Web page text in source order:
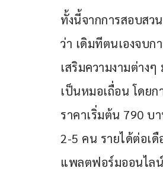
ทั้งนี้จากการสอบสว
ว่า เดิมทีตนเองจบ
เสริมความงามต่าง
เป็นหมอเถื่อน โดย
ราคาเริ่มต้น 790 บ
2-5 คน รายได้ต่อเ
แพลตฟอร์มออนไล